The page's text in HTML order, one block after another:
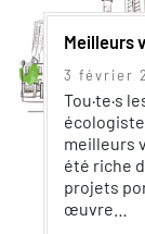
Meilleurs
3 février
Tou·te·s
meilleurs
été riche
projets
œuvre…